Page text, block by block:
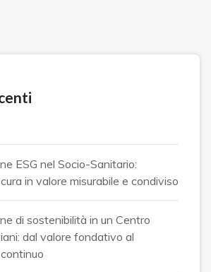
ESG nel Socio-Sanitario:
in valore misurabile e condiviso
di sostenibilità in un Centro
dal valore fondativo al